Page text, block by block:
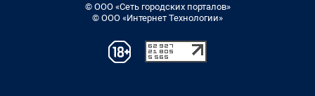
© ООО «Сеть городских порталов»
© ООО «Интернет Технологии»